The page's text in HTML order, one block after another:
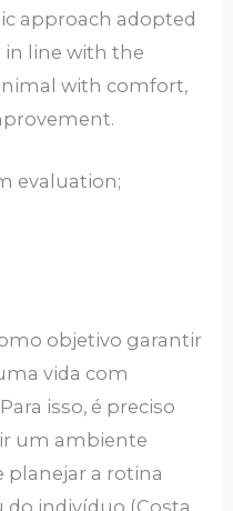
approach adopted
in line with the
with comfort,
evaluation;
objetivo garantir
vida com
isso, é preciso
um ambiente
planejar a rotina
indivíduo (Costa,